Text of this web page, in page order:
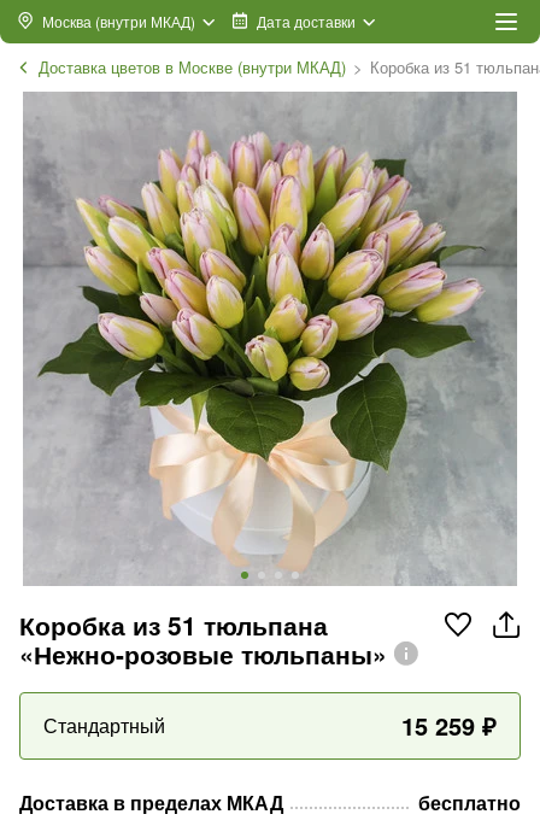
Москва (внутри МКАД) Дата доставки
Доставка цветов в Москве (внутри МКАД) Коробка из 51
Коробка из 51 тюльпана
«Нежно-розовые тюльпаны»
Стандартный 15 259 ₽
Доставка в пределах МКАД бесплатно